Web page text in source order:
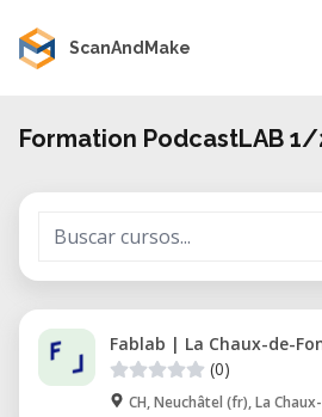
ScanAndMake
Formation PodcastLAB 1/
Fablab | La Chaux-de-
(0)
CH, Neuchâtel (fr), La